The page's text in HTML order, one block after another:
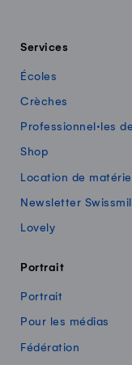
Services
Écoles
Crèches
Professionnel·les
Shop
Location de
Newsletter
Lovely
Portrait
Portrait
Pour les médias
Fédération